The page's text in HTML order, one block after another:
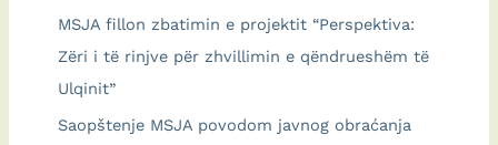
MSJA fillon zbatimin e projektit “Perspektiva:
Zëri i të rinjve për zhvillimin e qëndrueshëm të
Ulqinit”
Saopštenje MSJA povodom javnog obraćanja